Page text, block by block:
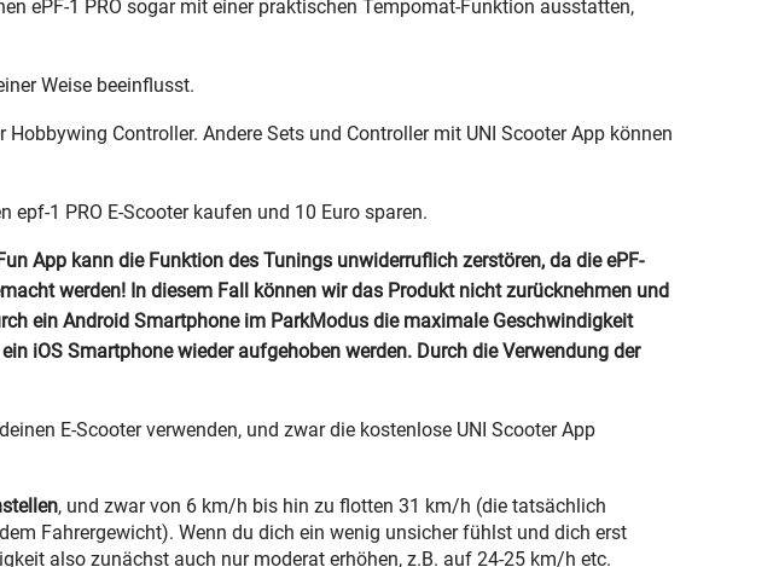
ePF-1 PRO sogar mit einer praktischen Tempomat-Funktion ausstatten,
Weise beeinflusst.
Controller. Andere Sets und Controller mit UNI Scooter App können
epf-1 PRO E-Scooter kaufen und 10 Euro sparen.
App kann die Funktion des Tunings unwiderruflich zerstören, da die ePF-
werden! In diesem Fall können wir das Produkt nicht zurücknehmen und
ein Android Smartphone im ParkModus die maximale Geschwindigkeit
iOS Smartphone wieder aufgehoben werden. Durch die Verwendung der
E-Scooter verwenden, und zwar die kostenlose UNI Scooter App
, und zwar von 6 km/h bis hin zu flotten 31 km/h (die tatsächlich
Fahrergewicht). Wenn du dich ein wenig unsicher fühlst und dich erst
also zunächst auch nur moderat erhöhen, z.B. auf 24-25 km/h etc.